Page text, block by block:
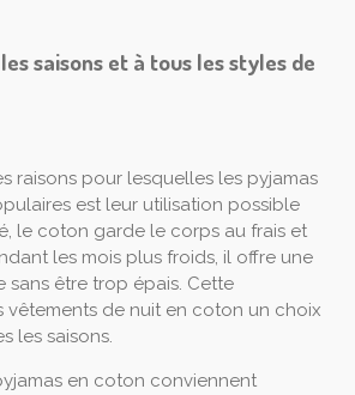
saisons et à tous les styles de
raisons pour lesquelles les pyjamas
est leur utilisation possible
le coton garde le corps au frais et
les mois plus froids, il offre une
être trop épais. Cette
vêtements de nuit en coton un choix
les saisons.
en coton conviennent